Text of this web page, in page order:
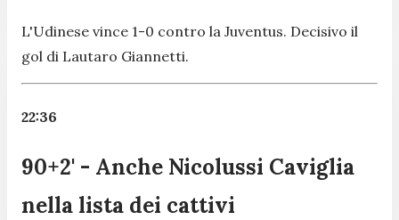
L'Udinese vince 1-0 contro la Juventus. Decisivo il
gol di Lautaro Giannetti.
22:36
90+2' - Anche Nicolussi Caviglia
nella lista dei cattivi